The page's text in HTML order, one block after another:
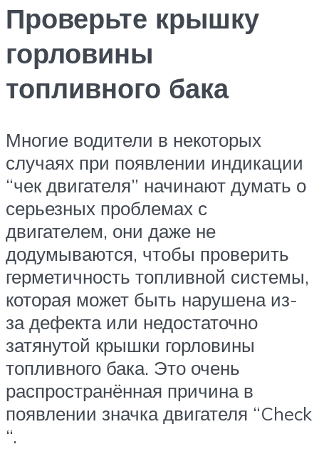
Проверьте крышку
горловины
топливного бака
Многие водители в некоторых
случаях при появлении индикации
“чек двигателя” начинают думать о
серьезных проблемах с
двигателем, они даже не
додумываются, чтобы проверить
герметичность топливной системы,
которая может быть нарушена из-
за дефекта или недостаточно
затянутой крышки горловины
топливного бака. Это очень
распространённая причина в
появлении значка двигателя “Check
“.